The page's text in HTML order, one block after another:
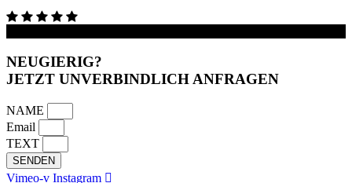
NEUGIERIG?
JETZT UNVERBINDLICH ANFRAGEN
NAME
Email
TEXT
SENDEN
Vimeo-v Instagram